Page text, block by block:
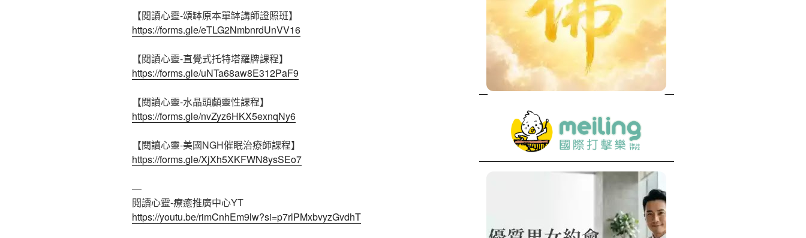
【閱讀心靈-頌缽原本單缽講師證照班】
https://forms.gle/eTLG2NmbnrdUnVV16
【閱讀心靈-直覺式托特塔羅牌課程】
https://forms.gle/uNTa68aw8E312PaF9
【閱讀心靈-水晶頭顱靈性課程】
https://forms.gle/nvZyz6HKX5exnqNy6
【閱讀心靈-美國NGH催眠治療師課程】
https://forms.gle/XjXh5XKFWN8ysSEo7
—
閱讀心靈-療癒推廣中心YT
https://youtu.be/rimCnhEm9lw?si=p7rlPMxbvyzGvdhT